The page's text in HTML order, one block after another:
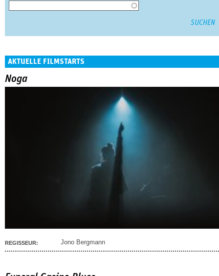
AKTUELLE FILMSTARTS
Noga
REGISSEUR: Jono Bergmann